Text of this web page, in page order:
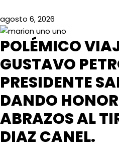
agosto 6, 2026
POLÉMICO
GUSTAVO
PRESIDENTE
DANDO
ABRAZOS AL
DIAZ CANEL.